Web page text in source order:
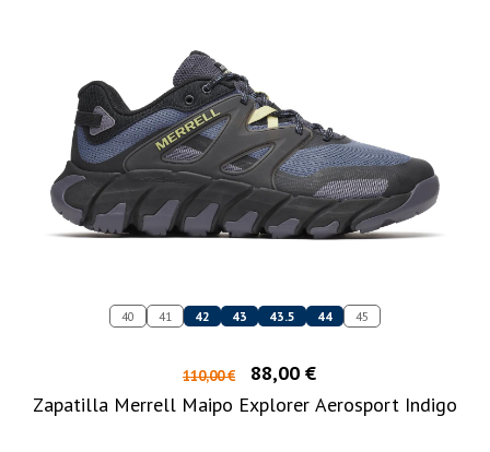
40 41 42 43 43.5 44 45
110,00 €
88,00 €
Zapatilla Merrell Maipo Explorer Aerosport Indigo